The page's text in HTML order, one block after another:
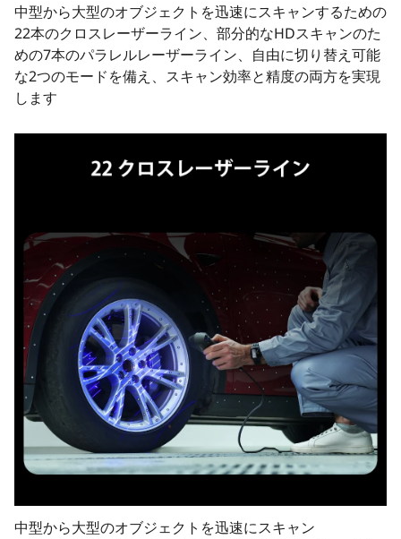
中型から大型のオブジェクトを迅速にスキャンするための
22本のクロスレーザーライン、部分的なHDスキャンのた
めの7本のパラレルレーザーライン、自由に切り替え可能
な2つのモードを備え、スキャン効率と精度の両方を実現
します
中型から大型のオブジェクトを迅速にスキャン